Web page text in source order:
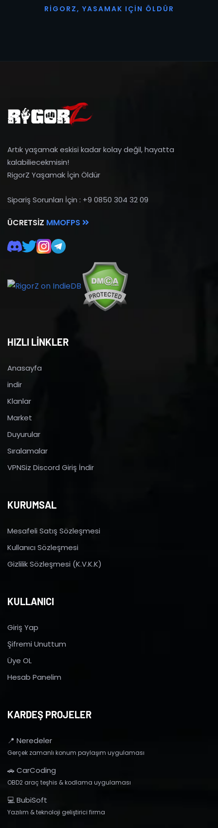
R I G O R Z, YASAMAK I ÇI N Ö L D Ü R
Artık yaşamak eskisi kadar kolay değil, hayatta
kalabiliecekmisin!
RigorZ Yaşamak İçin Öldür
Sipariş Sorunları İçin : +9 0850 304 32 09
ÜCRETSIZ MMOFPS
HIZLI LİNKLER
Anasayfa
indir
Klanlar
Market
Duyurular
Sıralamalar
VPNSiz Discord Giriş İndir
KURUMSAL
Mesafeli Satış Sözleşmesi
Kullanıcı Sözleşmesi
Gizlilik Sözleşmesi (K.V.K.K)
KULLANICI
Giriş Yap
Şifremi Unuttum
Üye OL
Hesab Panelim
KARDEŞ PROJELER
📍 Neredeler
Gerçek zamanlı konum paylaşım uygulaması
🚗 CarCoding
OBD2 araç teşhis & kodlama uygulaması
💻 BubiSoft
Yazılım & teknoloji geliştirici firma